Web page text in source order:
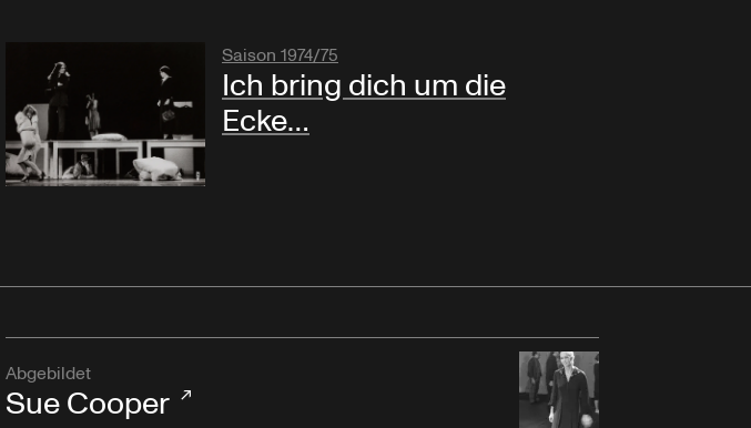
Saison 1974/75
Ich bring dich um die
Ecke…
Abgebildet
Sue Cooper